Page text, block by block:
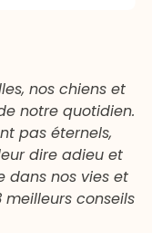
nos chiens et
notre quotidien.
pas éternels,
dire adieu et
dans nos vies et
conseils